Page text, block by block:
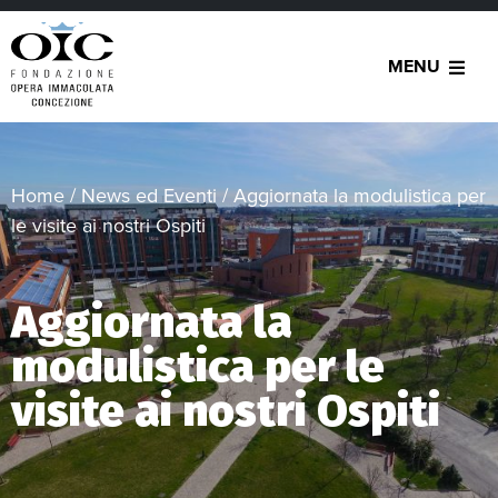
MENU
Home / News ed Eventi/ Aggiornata la modulistica per
le visite ai nostri Ospiti
Aggiornata la
modulistica per le
visite ai nostri Ospiti